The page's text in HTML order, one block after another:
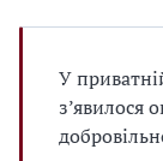
У
з’явилося